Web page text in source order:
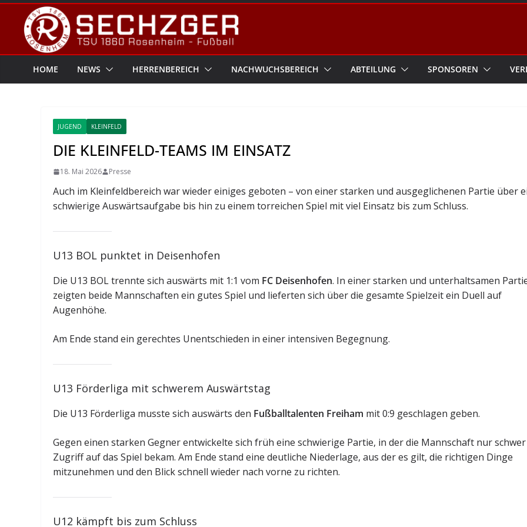
Zum
Inhalt
springen
HOME NEWS HERRENBEREICH NACHWUCHSBEREICH ABTEILUNG SPONSOREN
JUGEND KLEINFELD
DIE KLEINFELD-TEAMS IM EINSATZ
18. Mai 2026 Presse
Auch im Kleinfeldbereich war wieder einiges geboten – von einer starken und ausgeglichenen Partie über
schwierige Auswärtsaufgabe bis hin zu einem torreichen Spiel mit viel Einsatz bis zum Schluss.
U13 BOL punktet in Deisenhofen
Die U13 BOL trennte sich auswärts mit 1:1 vom FC Deisenhofen. In einer starken und unterhaltsamen
zeigten beide Mannschaften ein gutes Spiel und lieferten sich über die gesamte Spielzeit ein Duell auf
Augenhöhe.
Am Ende stand ein gerechtes Unentschieden in einer intensiven Begegnung.
U13 Förderliga mit schwerem Auswärtstag
Die U13 Förderliga musste sich auswärts den Fußballtalenten Freiham mit 0:9 geschlagen geben.
Gegen einen starken Gegner entwickelte sich früh eine schwierige Partie, in der die Mannschaft nur schwer
Zugriff auf das Spiel bekam. Am Ende stand eine deutliche Niederlage, aus der es gilt, die richtigen Dinge
mitzunehmen und den Blick schnell wieder nach vorne zu richten.
U12 kämpft bis zum Schluss